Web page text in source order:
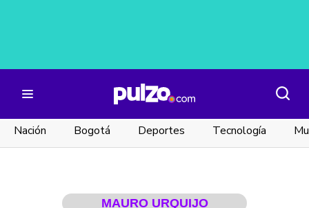
Nación Bogotá Deportes Tecnología
MAURO URQUIJO